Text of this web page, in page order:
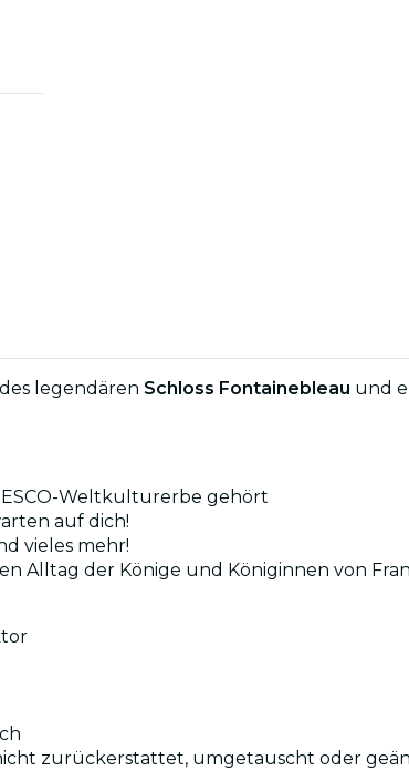
legendären Schloss Fontainebleau und
Weltkulturerbe gehört
auf dich!
vieles mehr!
Alltag der Könige und Königinnen von
zurückerstattet, umgetauscht oder